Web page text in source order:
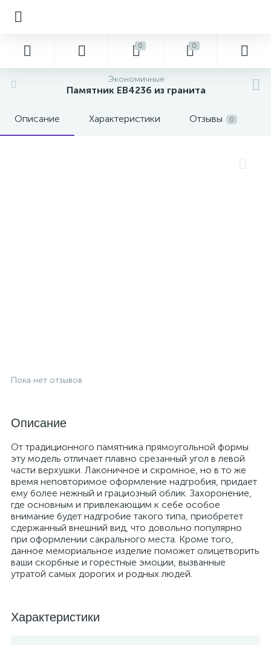
0 0
Экономичные
Памятник EB4236 из гранита
Описание Характеристики Отзывы 0
Пока нет отзывов
Описание
От традиционного памятника прямоугольной формы
эту модель отличает плавно срезанный угол в левой
части верхушки. Лаконичное и скромное, но в то же
время неповторимое оформление надгробия, придает
ему более нежный и грациозный облик. Захоронение,
где основным и привлекающим к себе особое
внимание будет надгробие такого типа, приобретет
сдержанный внешний вид, что довольно популярно
при оформлении сакрального места. Кроме того,
данное мемориальное изделие поможет олицетворить
ваши скорбные и горестные эмоции, вызванные
утратой самых дорогих и родных людей.
Характеристики